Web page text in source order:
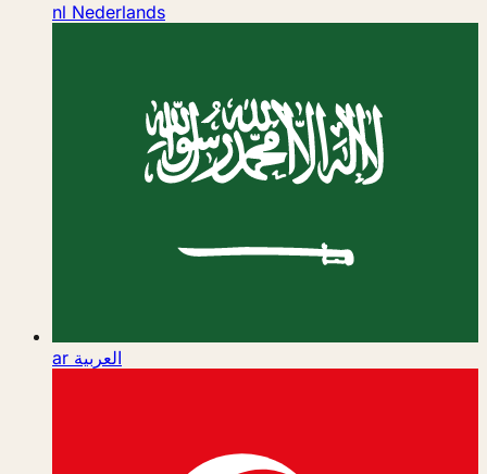
nl Nederlands
ar العربية